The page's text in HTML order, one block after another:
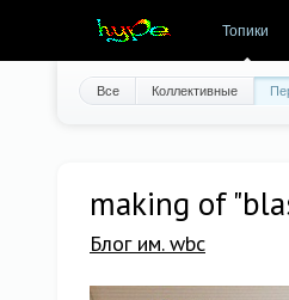
Топики
Все Коллективные
making of
Блог им. wbc